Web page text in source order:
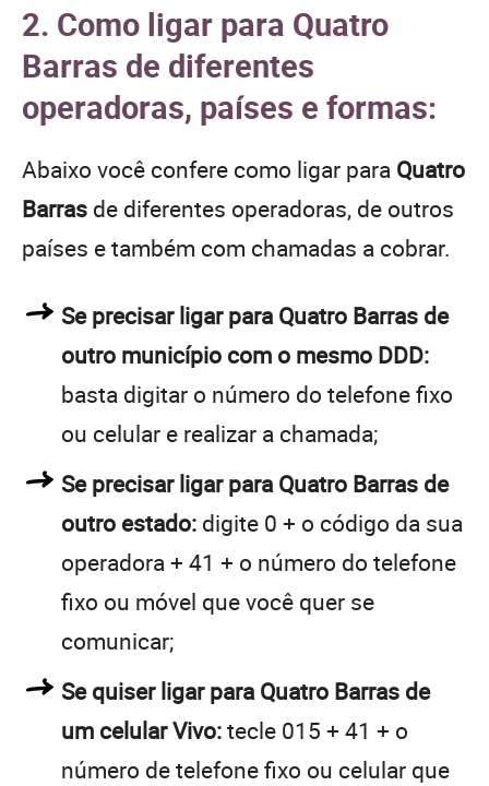
2. Como ligar para Quatro
Barras de diferentes
operadoras, países e formas:
Abaixo você confere como ligar para Quatro
Barras de diferentes operadoras, de outros
países e também com chamadas a cobrar.
Se precisar ligar para Quatro Barras de
outro município com o mesmo DDD:
basta digitar o número do telefone fixo
ou celular e realizar a chamada;
Se precisar ligar para Quatro Barras de
outro estado: digite 0 + o código da sua
operadora + 41 + o número do telefone
fixo ou móvel que você quer se
comunicar;
Se quiser ligar para Quatro Barras de
um celular Vivo:tecle 015 + 41 + o
número de telefone fixo ou celular que